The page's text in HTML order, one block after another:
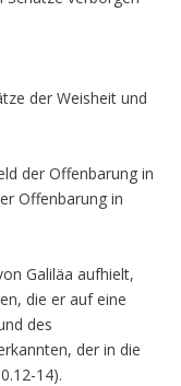
der Weisheit und
der Offenbarung in
Offenbarung in
Galiläa aufhielt,
die er auf eine
des
der in die
14).